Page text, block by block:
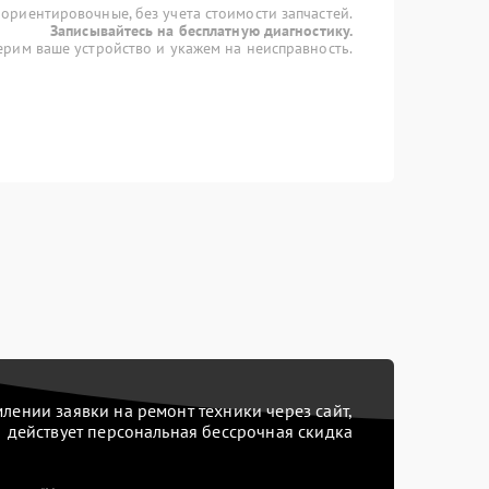
без учета стоимости запчастей.
Записывайтесь на бесплатную диагностику.
ваше устройство и укажем на неисправность.
заявки на ремонт техники через сайт,
действует персональная бессрочная скидка